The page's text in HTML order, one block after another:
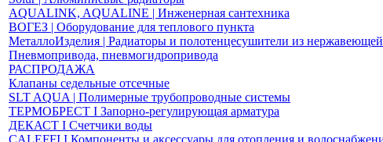
AQUALINK, AQUALINE | Инженерная сантехника
ВОГЕЗ | Оборудование для теплового пункта
МеталлоИзделия | Радиаторы и полотенцесушители из нержавеющей
Пневмопривода, пневмогидропривода
РАСПРОДАЖА
Клапаны седельные отсечные
SLT AQUA | Полимерные трубопроводные системы
ТЕРМОБРЕСТ І Запорно-регулирующая арматура
ДЕКАСТ І Счетчики воды
CALEFFI І Компоненты и аксессуары для отопления и